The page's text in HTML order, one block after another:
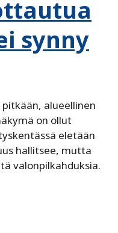
synny
alueellinen
on ollut
eletään
hallitsee, mutta
valonpilkahduksia.